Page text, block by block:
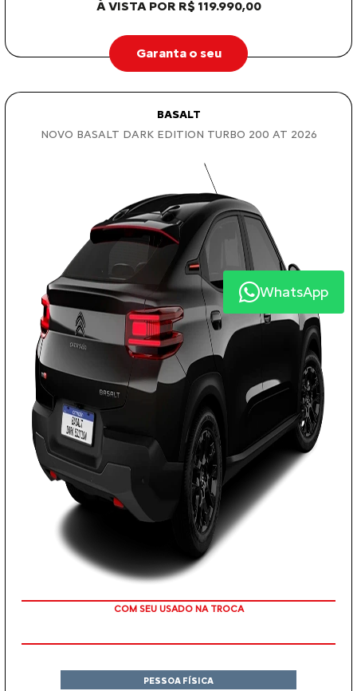
À VISTA POR R$ 119.990,00
Garanta o seu
BASALT
NOVO BASALT DARK EDITION TURBO 200 AT 2026
TAXA ZERO
PESSOA FÍSICA
WhatsApp